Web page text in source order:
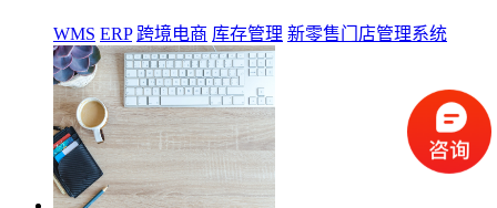
WMS ERP 跨境电商 库存管理 新零售门店管理系统